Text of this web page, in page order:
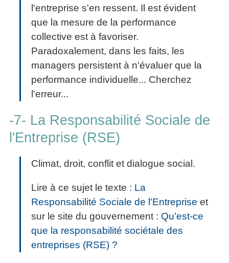
l'entreprise s'en ressent. Il est évident
que la mesure de la performance
collective est à favoriser.
Paradoxalement, dans les faits, les
managers persistent à n'évaluer que la
performance individuelle... Cherchez
l'erreur...
-7- La Responsabilité Sociale de
l'Entreprise (RSE)
Climat, droit, conflit et dialogue social.
Lire à ce sujet le texte : La
Responsabilité Sociale de l'Entreprise et
sur le site du gouvernement : Qu’est-ce
que la responsabilité sociétale des
entreprises (RSE) ?